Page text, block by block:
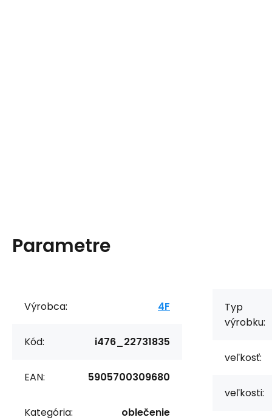
Parametre
Výrobca: 4F
Kód: i476_22731835
EAN: 5905700309680
Kategória: oblečenie
Typ
výrobku:
veľkosť:
veľkosti: